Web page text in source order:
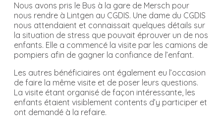
Nous avons pris le Bus à la gare de Mersch pour
nous rendre à Lintgen au CGDIS. Une dame du CGDIS
nous attendaient et connaissait quelques détails sur
la situation de stress que pouvait éprouver un de nos
enfants. Elle a commencé la visite par les camions de
pompiers afin de gagner la confiance de l’enfant.
Les autres bénéficiaires ont également eu l’occasion
de faire la même visite et de poser leurs questions.
La visite étant organisé de façon intéressante, les
enfants étaient visiblement contents d’y participer et
ont demandé à la refaire.